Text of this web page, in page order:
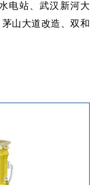
电站、武汉新河大
山大道改造、双和